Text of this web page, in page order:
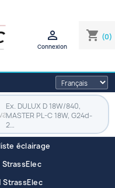
shopping_cart (0)

Connexion
Ex. DULUX D 18W/840,
MASTER PL-C 18W, G24d-
2…
éclairage
StrassElec
StrassElec